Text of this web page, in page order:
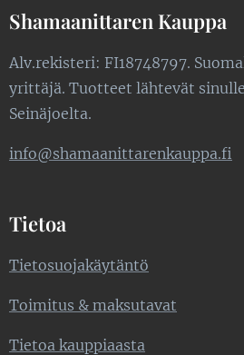
Shamaanittaren Kauppa
Alv.rekisteri: FI18748797.
yrittäjä. Tuotteet lähtevät
Seinäjoelta.
info@shamaanittarenkauppa.fi
Tietoa
Tietosuojakäytäntö
Toimitus & maksutavat
Tietoa kauppiaasta